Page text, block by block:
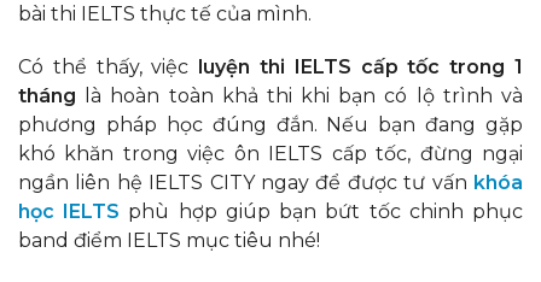
bài thi IELTS thực tế của mình.
Có thể thấy, việc luyện thi IELTS cấp tốc trong 1
tháng là hoàn toàn khả thi khi bạn có lộ trình và
phương pháp học đúng đắn. Nếu bạn đang gặp
khó khăn trong việc ôn IELTS cấp tốc, đừng ngại
ngần liên hệ IELTS CITY ngay để được tư vấn khóa
học IELTS phù hợp giúp bạn bứt tốc chinh phục
band điểm IELTS mục tiêu nhé!